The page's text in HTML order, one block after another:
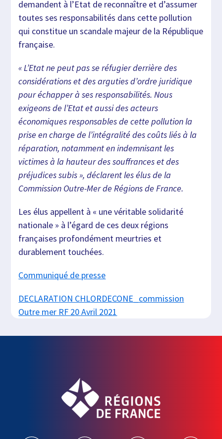
demandent à l’Etat de reconnaître et d’assumer
toutes ses responsabilités dans cette pollution
qui constitue un scandale majeur de la République
française.
« L’Etat ne peut pas se réfugier derrière des
considérations et des arguties d’ordre juridique
pour échapper à ses responsabilités. Nous
exigeons de l’Etat et aussi des acteurs
économiques responsables de cette pollution la
prise en charge de l’intégralité des coûts liés à la
réparation, notamment en indemnisant les
victimes à la hauteur des souffrances et des
préjudices subis », déclarent les élus de la
Commission Outre-Mer de Régions de France.
Les élus appellent à « une véritable solidarité
nationale » à l’égard de ces deux régions
françaises profondément meurtries et
durablement touchées.
Communiqué de presse
DECLARATION CHLORDECONE_commission
Outre mer RF 20 Avril 2021